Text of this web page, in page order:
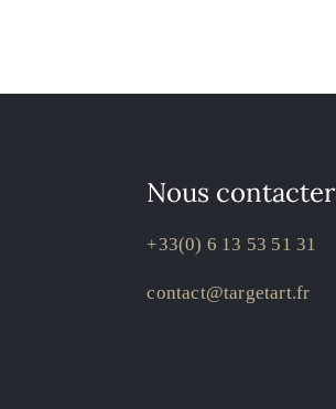
Nous contacter
+33(0) 6 13 53 51 31
contact@targetart.fr